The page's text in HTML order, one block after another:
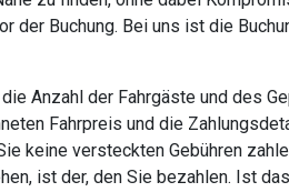
Buchung. Bei uns ist die
Anzahl der Fahrgäste und des
Fahrpreis und die
keine versteckten Gebühren
ist der, den Sie bezahlen. Ist